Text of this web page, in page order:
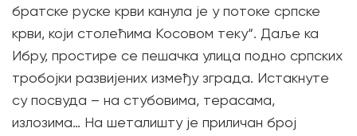
братске руске крви канула је у потоке српске
крви, који столећима Косовом теку“. Даље ка
Ибру, простире се пешачка улица подно српских
тробојки развијених између зграда. Истакнуте
су посвуда – на стубовима, терасама,
излозима… На шеталишту је приличан број